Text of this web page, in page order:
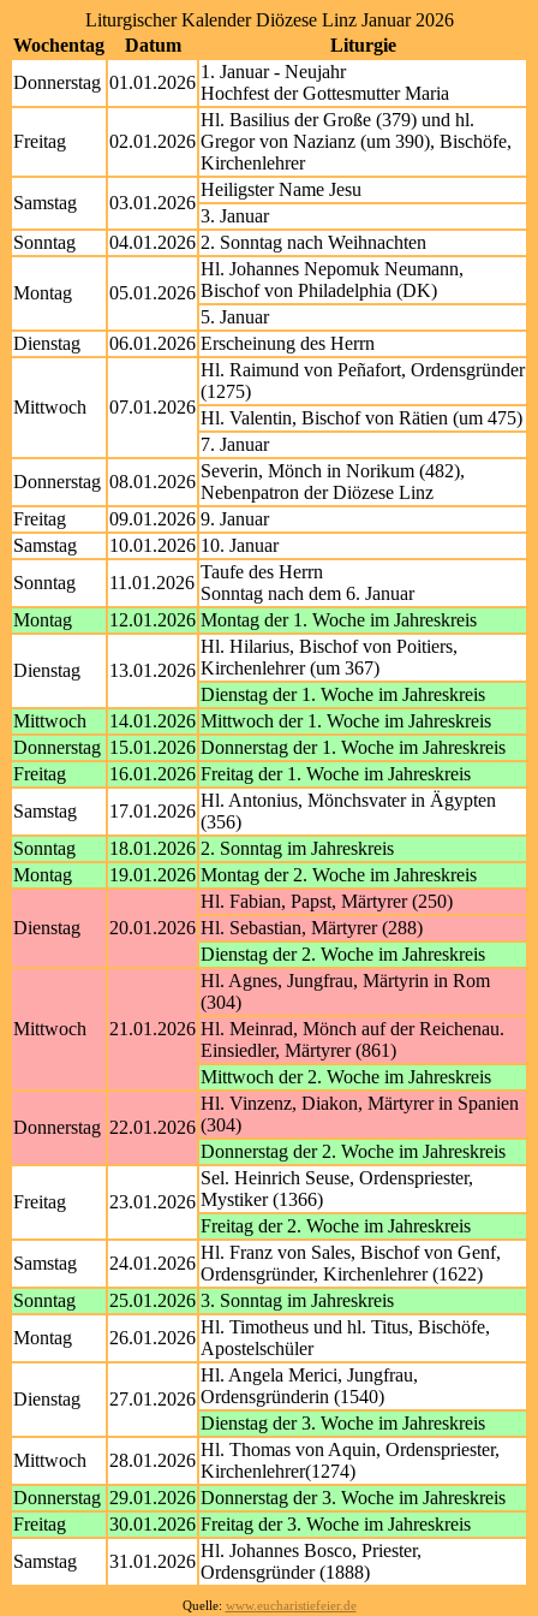
Liturgischer Kalender Diözese Linz Januar 2026
Wochentag
Datum
Liturgie
Donnerstag 01.01.2026
1. Januar - Neujahr
Hochfest der Gottesmutter Maria
Freitag 02.01.2026
Hl. Basilius der Große (379) und hl.
Gregor von Nazianz (um 390), Bischöfe,
Kirchenlehrer
Samstag
03.01.2026
Heiligster Name Jesu
3. Januar
Sonntag
04.01.2026 2. Sonntag nach Weihnachten
Montag 05.01.2026
Hl. Johannes Nepomuk Neumann,
Bischof von Philadelphia (DK)
5. Januar
Dienstag
06.01.2026 Erscheinung des Herrn
Mittwoch 07.01.2026
Hl. Raimund von Peñafort, Ordensgründer
(1275)
Hl. Valentin, Bischof von Rätien (um 475)
7. Januar
Donnerstag 08.01.2026
Severin, Mönch in Norikum (482),
Nebenpatron der Diözese Linz
Freitag
09.01.2026 9. Januar
Samstag
10.01.2026 10. Januar
Sonntag
11.01.2026
Taufe des Herrn
Sonntag nach dem 6. Januar
Montag
12.01.2026 Montag der 1. Woche im Jahreskreis
Dienstag 13.01.2026
Hl. Hilarius, Bischof von Poitiers,
Kirchenlehrer (um 367)
Dienstag der 1. Woche im Jahreskreis
Mittwoch
14.01.2026 Mittwoch der 1. Woche im Jahreskreis
Donnerstag 15.01.2026 Donnerstag der 1. Woche im Jahreskreis
Freitag
16.01.2026 Freitag der 1. Woche im Jahreskreis
Samstag
17.01.2026
Hl. Antonius, Mönchsvater in Ägypten
(356)
Sonntag
18.01.2026 2. Sonntag im Jahreskreis
Montag
19.01.2026 Montag der 2. Woche im Jahreskreis
Dienstag 20.01.2026
Hl. Fabian, Papst, Märtyrer (250)
Hl. Sebastian, Märtyrer (288)
Dienstag der 2. Woche im Jahreskreis
Mittwoch 21.01.2026
Hl. Agnes, Jungfrau, Märtyrin in Rom
(304)
Hl. Meinrad, Mönch auf der Reichenau.
Einsiedler, Märtyrer (861)
Mittwoch der 2. Woche im Jahreskreis
Donnerstag 22.01.2026
Hl. Vinzenz, Diakon, Märtyrer in Spanien
(304)
Donnerstag der 2. Woche im Jahreskreis
Freitag 23.01.2026
Sel. Heinrich Seuse, Ordenspriester,
Mystiker (1366)
Freitag der 2. Woche im Jahreskreis
Samstag
24.01.2026
Hl. Franz von Sales, Bischof von Genf,
Ordensgründer, Kirchenlehrer (1622)
Sonntag
25.01.2026 3. Sonntag im Jahreskreis
Montag
26.01.2026
Hl. Timotheus und hl. Titus, Bischöfe,
Apostelschüler
Dienstag 27.01.2026
Hl. Angela Merici, Jungfrau,
Ordensgründerin (1540)
Dienstag der 3. Woche im Jahreskreis
Mittwoch
28.01.2026
Hl. Thomas von Aquin, Ordenspriester,
Kirchenlehrer(1274)
Donnerstag 29.01.2026 Donnerstag der 3. Woche im Jahreskreis
Freitag
30.01.2026 Freitag der 3. Woche im Jahreskreis
Samstag
31.01.2026
Hl. Johannes Bosco, Priester,
Ordensgründer (1888)
Quelle: www.eucharistiefeier.de